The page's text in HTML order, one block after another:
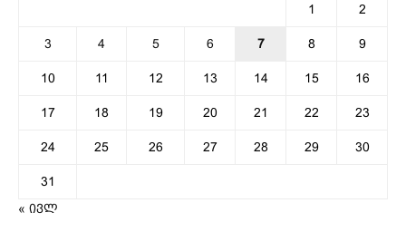
1 2
3 4 5 6 7 8 9
10 11 12 13 14 15 16
17 18 19 20 21 22 23
24 25 26 27 28 29 30
31
« ივლ